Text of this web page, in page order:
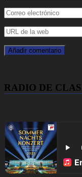
RADIO DE